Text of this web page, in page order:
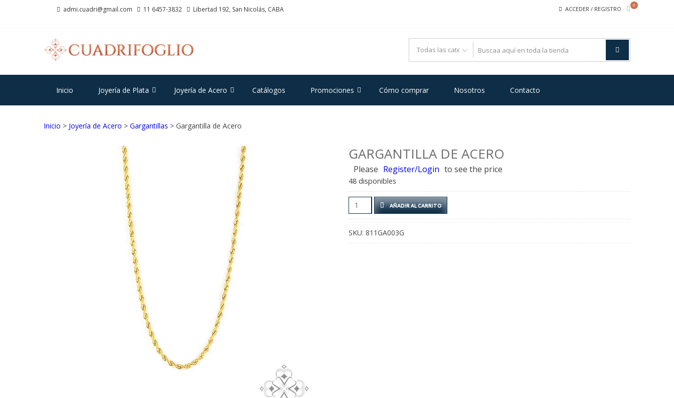
admi.cuadri@gmail.com 11 6457-3832 Libertad 192, San Nicolás, CABA ACCEDER / REGISTRO
0
Inicio Joyería de Plata Joyería de Acero Catálogos Promociones Cómo comprar Nosotros Contacto
Inicio > Joyería de Acero > Gargantillas > Gargantilla de Acero
GARGANTILLA DE ACERO
Please Register/Login to see the price
48 disponibles
Gargantilla
de
cantidad
AÑADIR AL CARRITO
SKU:811GA003G